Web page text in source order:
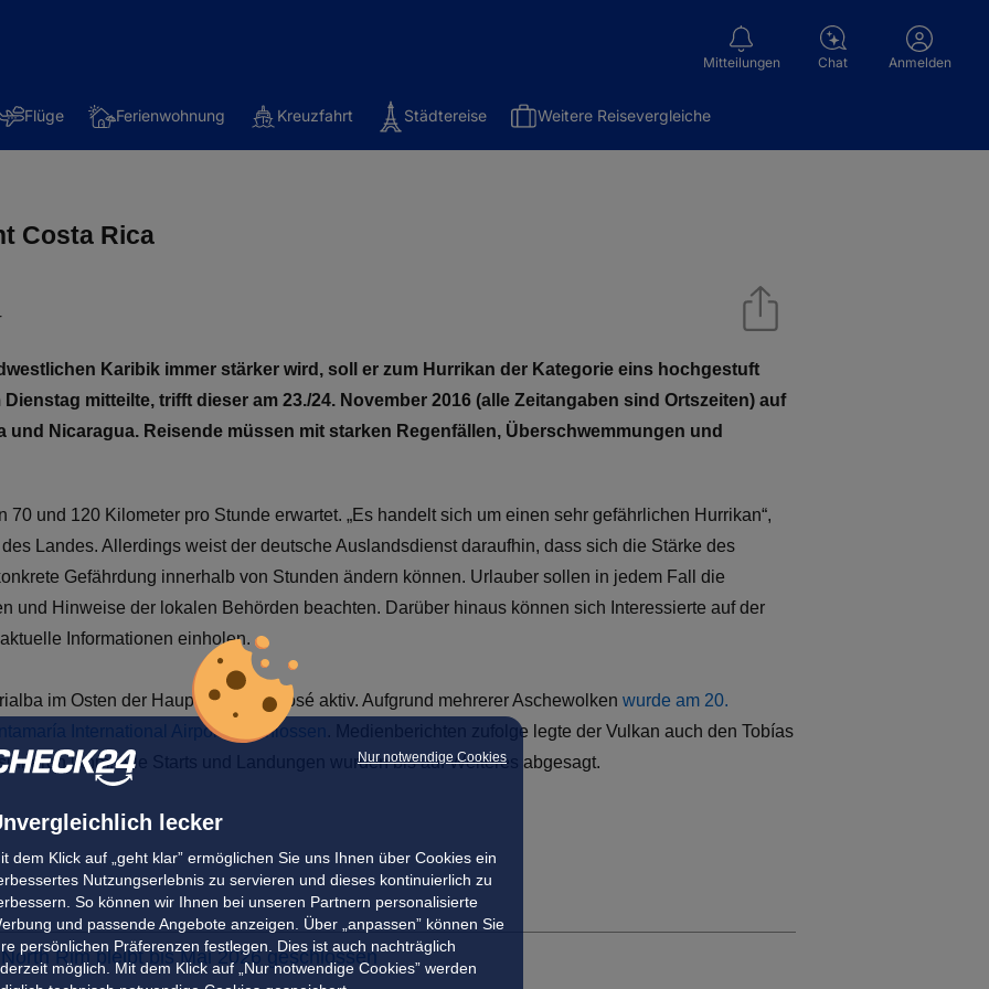
Nur notwendige Cookies
lecker
dem Klick auf „geht klar” ermöglichen Sie uns Ihnen über Cookies ein
Nutzungserlebnis zu servieren und dieses kontinuierlich zu
So können wir Ihnen bei unseren Partnern personalisierte
und passende Angebote anzeigen. Über „anpassen” können Sie
persönlichen Präferenzen festlegen. Dies ist auch nachträglich
möglich. Mit dem Klick auf „Nur notwendige Cookies” werden
Mitteilungen Chat Anmelden
Flüge Ferienwohnung Kreuzfahrt Städtereise Weitere Reisevergleiche
Costa Rica
Karibik immer stärker wird, soll er zum Hurrikan der Kategorie eins hochgestuft
mitteilte, trifft dieser am 23./24. November 2016 (alle Zeitangaben sind Ortszeiten) auf
und Nicaragua. Reisende müssen mit starken Regenfällen, Überschwemmungen und
und 120 Kilometer pro Stunde erwartet. „Es handelt sich um einen sehr gefährlichen Hurrikan“,
Landes. Allerdings weist der deutsche Auslandsdienst daraufhin, dass sich die Stärke des
Gefährdung innerhalb von Stunden ändern können. Urlauber sollen in jedem Fall die
und Hinweise der lokalen Behörden beachten. Darüber hinaus können sich Interessierte auf der
Informationen einholen.
im Osten der Hauptstadt San José aktiv. Aufgrund mehrerer Aschewolken wurde am 20.
International Airport geschlossen
. Medienberichten zufolge legte der Vulkan auch den Tobías
lahm. Alle Starts und Landungen wurden bis auf Weiteres abgesagt.
Rim bleibt bis Mai 2026 geschlossen